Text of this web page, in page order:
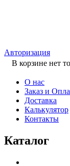
Авторизация
В корзине нет
О нас
Заказ и
Доставка
Калькулятор
Контакты
Каталог